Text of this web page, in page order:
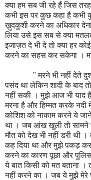
क्या हम सब जी रहे हैं जिस
कभी इस पर कुछ कहा है कभी
ख़ुदकुशी करने का अधिकार
लिया उसे इस सब से क्या
इजाज़त दे भी दे तो क्या हर
करने का सहस कर सकेगा ।
" मरने भी नहीं देते दुश्मन
पसंद था लेकिन शादी के बाद
नहीं सकी । मुझे आज भी याद
मरना है और हिम्मत करके नदी
कोशिश को नाकाम करने ये
था । जब आंख खुली तो सामने
मौत को देख भी नहीं डरी थी
कह दिया था और मुझे पकड़
करने का कारण पूछा और
ये बात किसी को मत बताना ।
नहीं करने का । जब ये मुझे मेरे